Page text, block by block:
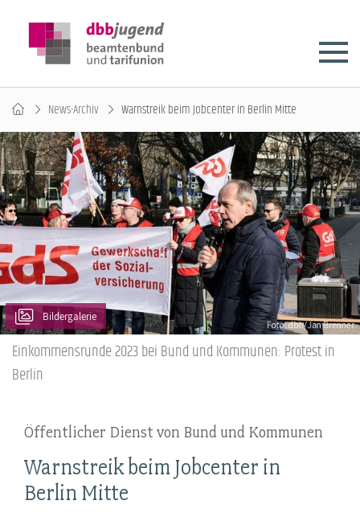
News-Archiv Warnstreik beim Jobcenter in Berlin Mitte
Bildergalerie
Einkommensrunde 2023 bei Bund und Kommunen: Protest in
Berlin
Öffentlicher Dienst von Bund und Kommunen
Warnstreik beim Jobcenter in
Berlin Mitte